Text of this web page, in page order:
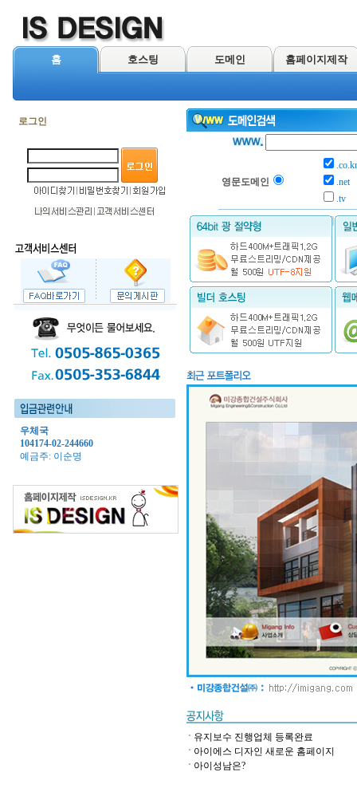
홈 호스팅 도메인 홈페이지제작
로그인
우체국
104174-02-244660
예금주: 이순명
영문도메인
.co.kr
.net
.tv
한글도메인 .com
유지보수 진행업체 등록완료
아이에스 디자인 새로운 홈페이지
아이성남은?